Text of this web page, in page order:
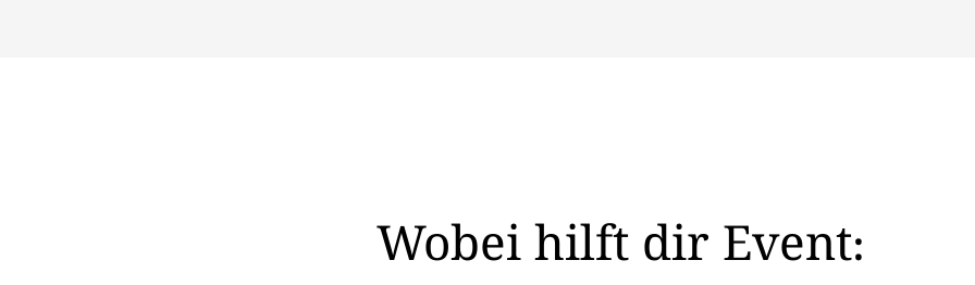
Wobei hilft dir Event: